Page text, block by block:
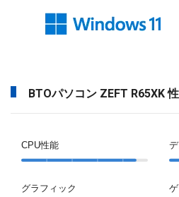
BTOパソコン ZEFT R65XK
CPU性能
グラフィック